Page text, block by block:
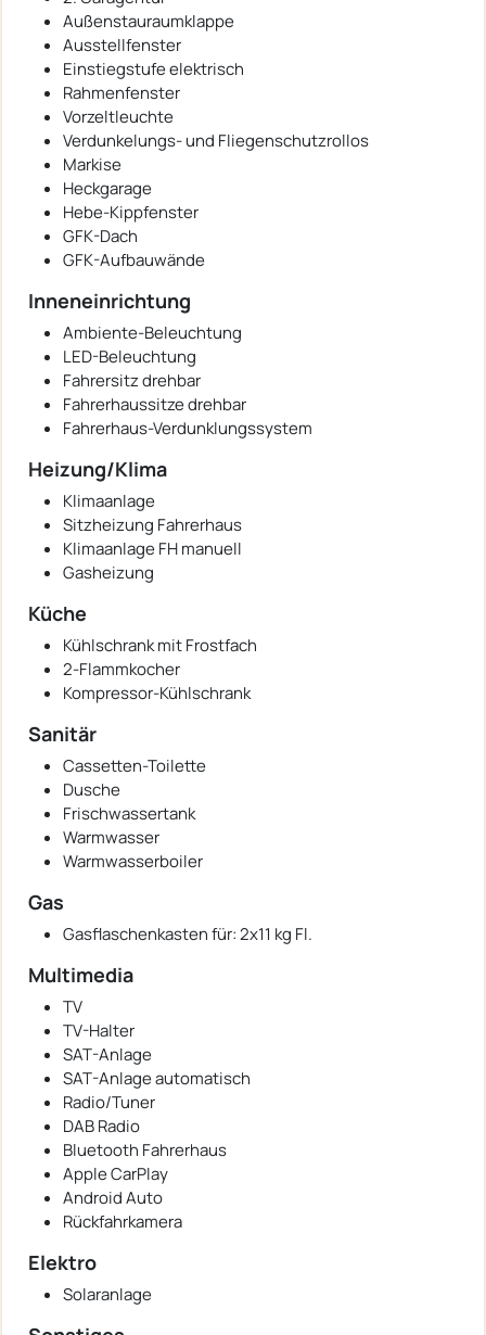
Außenstauraumklappe
Ausstellfenster
Einstiegstufe elektrisch
Rahmenfenster
Vorzeltleuchte
Verdunkelungs- und Fliegenschutzrollos
Markise
Heckgarage
Hebe-Kippfenster
GFK-Dach
GFK-Aufbauwände
Inneneinrichtung
Ambiente-Beleuchtung
LED-Beleuchtung
Fahrersitz drehbar
Fahrerhaussitze drehbar
Fahrerhaus-Verdunklungssystem
Heizung/Klima
Klimaanlage
Sitzheizung Fahrerhaus
Klimaanlage FH manuell
Gasheizung
Küche
Kühlschrank mit Frostfach
2-Flammkocher
Kompressor-Kühlschrank
Sanitär
Cassetten-Toilette
Dusche
Frischwassertank
Warmwasser
Warmwasserboiler
Gas
Gasflaschenkasten für: 2x11 kg Fl.
Multimedia
TV
TV-Halter
SAT-Anlage
SAT-Anlage automatisch
Radio/Tuner
DAB Radio
Bluetooth Fahrerhaus
Apple CarPlay
Android Auto
Rückfahrkamera
Elektro
Solaranlage